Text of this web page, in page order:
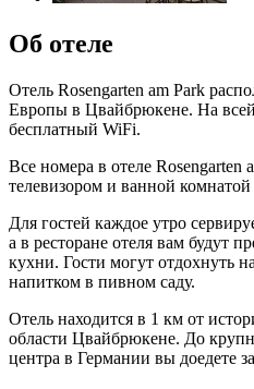
Об отеле
Отель Rosengarten am Park
Европы в Цвайбрюкене. На всей
бесплатный WiFi.
Все номера в отеле Rosengarten
телевизором и ванной
Для гостей каждое утро
а в ресторане отеля вам будут
кухни. Гости могут отдохнуть
напитком в пивном саду.
Отель находится в 1 км от
области Цвайбрюкене. До
центра в Германии вы доедете